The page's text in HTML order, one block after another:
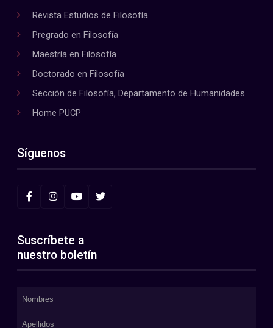
Revista Estudios de Filosofía
Pregrado en Filosofía
Maestría en Filosofía
Doctorado en Filosofía
Sección de Filosofía, Departamento de Humanidades
Home PUCP
Síguenos
Suscríbete a
nuestro boletín